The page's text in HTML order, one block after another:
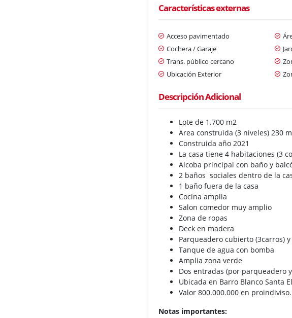
Características externas
Acceso pavimentado
Cochera / Garaje
Trans. público cercano
Ubicación Exterior
Descripción Adicional
Lote de 1.700 m2
Area construida (3 niveles) 230
Construida año 2021
La casa tiene 4 habitaciones (3
Alcoba principal con baño y
2 baños sociales dentro de la
1 baño fuera de la casa
Cocina amplia
Salon comedor muy amplio
Zona de ropas
Deck en madera
Parqueadero cubierto (3carros)
Tanque de agua con bomba
Amplia zona verde
Dos entradas (por parqueadero
Ubicada en Barro Blanco Santa
Valor 800.000.000 en
Notas importantes: